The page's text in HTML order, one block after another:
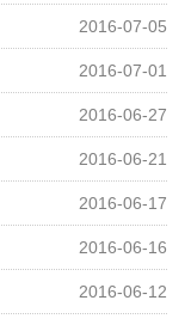
2016-07-05
2016-07-01
2016-06-27
2016-06-21
2016-06-17
2016-06-16
2016-06-12